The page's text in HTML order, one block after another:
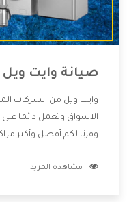
صيانة وايت ويل
وايت ويل من الشركات
الاسواق وتعمل دائما
وفرنا لكم أفضل وأكبر
دون اى ازعاج كما أننا
مشاهدة المزيد